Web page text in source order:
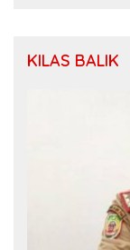
KILAS BALIK